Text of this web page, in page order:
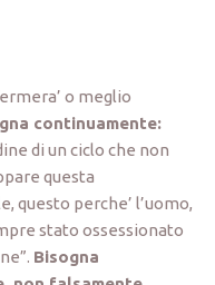
o meglio
continuamente:
di un ciclo che non
questa
questo perche’ l’uomo,
stato ossessionato
Bisogna